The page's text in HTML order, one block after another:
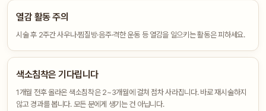
열감 활동 주의
시술 후 2주간 사우나·찜질방·음주·격한 운동 등 열감을 일으키는 활동은 피하세요.
색소침착은 기다립니다
1개월 전후 올라온 색소침착은 2~3개월에 걸쳐 점차 사라집니다. 바로 재시술하지
않고 경과를 봅니다. 모든 분에게 생기는 건 아닙니다.